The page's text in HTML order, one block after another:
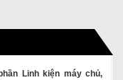
Linh kiện máy chủ,